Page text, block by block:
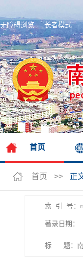
无障碍浏览 长者模式
首页
首页 >> 正
索 引 号：
著录日期：
标 题：南